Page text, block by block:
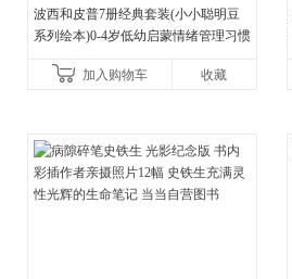
波西和皮普7册经典套装(小小聪明豆
系列绘本)0-4岁低幼启蒙情绪管理习惯
养好品质，发现快
加入购物车 收藏